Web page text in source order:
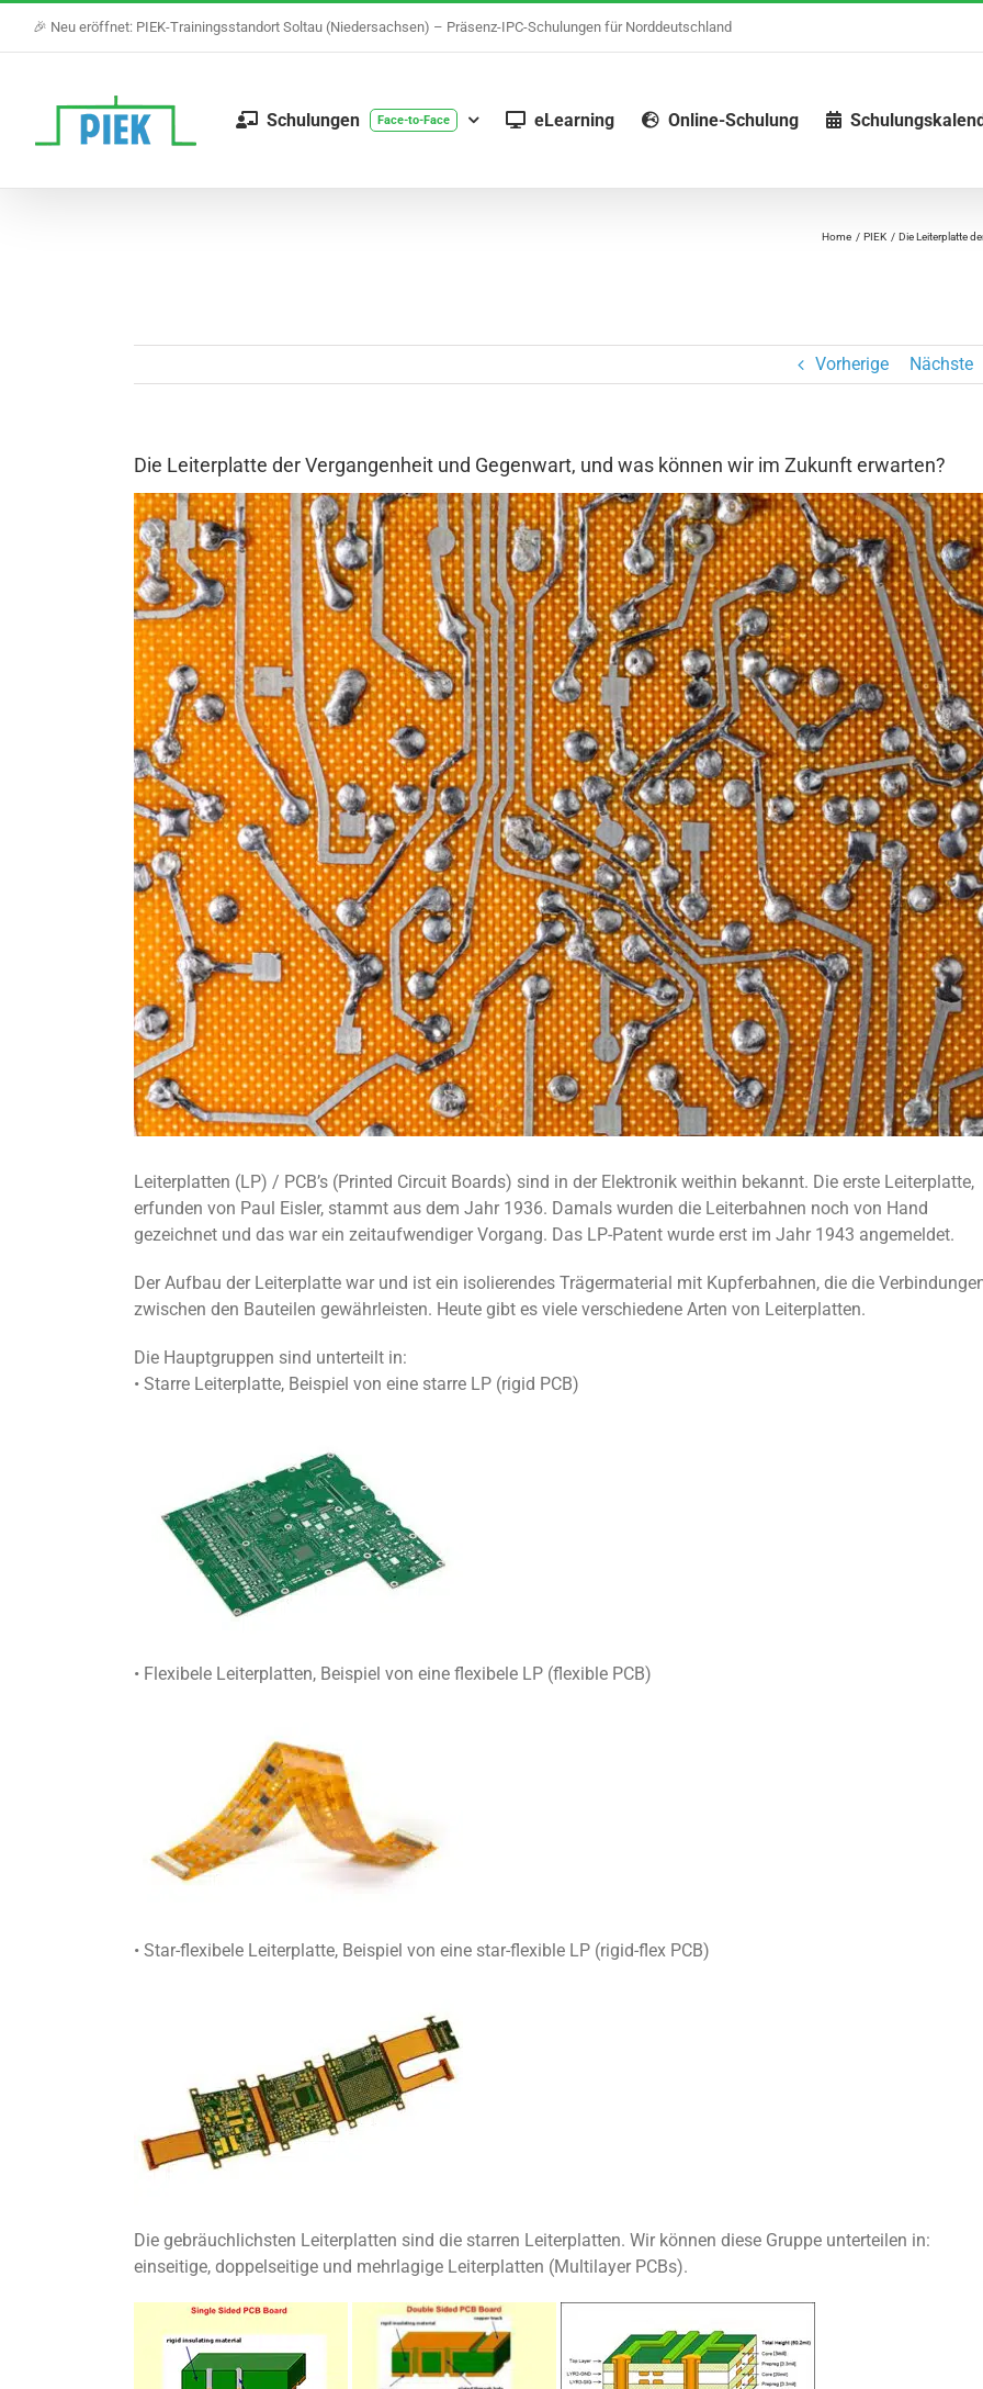
🎉 Neu eröffnet: PIEK-Trainingsstandort Soltau (Niedersachsen) – Präsenz-IPC-Schulungen für Norddeutschland
Schulungen Face-to-Face eLearning Online-Schulung
Home PIEK Die Leiterplatte
Vorherige Nächste
Die Leiterplatte der Vergangenheit und Gegenwart, und was können wir im Zukunft erwarten?
View
Larger
Image
Leiterplatten (LP) / PCB’s (Printed Circuit Boards) sind in der Elektronik weithin bekannt. Die erste Leiterplatte,
erfunden von Paul Eisler, stammt aus dem Jahr 1936. Damals wurden die Leiterbahnen noch von Hand
gezeichnet und das war ein zeitaufwendiger Vorgang. Das LP-Patent wurde erst im Jahr 1943 angemeldet.
Der Aufbau der Leiterplatte war und ist ein isolierendes Trägermaterial mit Kupferbahnen, die die
zwischen den Bauteilen gewährleisten. Heute gibt es viele verschiedene Arten von Leiterplatten.
Die Hauptgruppen sind unterteilt in:
• Starre Leiterplatte, Beispiel von eine starre LP (rigid PCB)
• Flexibele Leiterplatten, Beispiel von eine flexibele LP (flexible PCB)
• Star-flexibele Leiterplatte, Beispiel von eine star-flexible LP (rigid-flex PCB)
Die gebräuchlichsten Leiterplatten sind die starren Leiterplatten. Wir können diese Gruppe unterteilen in:
einseitige, doppelseitige und mehrlagige Leiterplatten (Multilayer PCBs).